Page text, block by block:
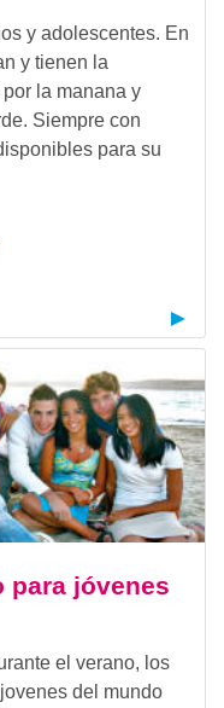
y adolescentes. En
y tienen la
la manana y
Siempre con
para su
para jóvenes
el verano, los
del mundo